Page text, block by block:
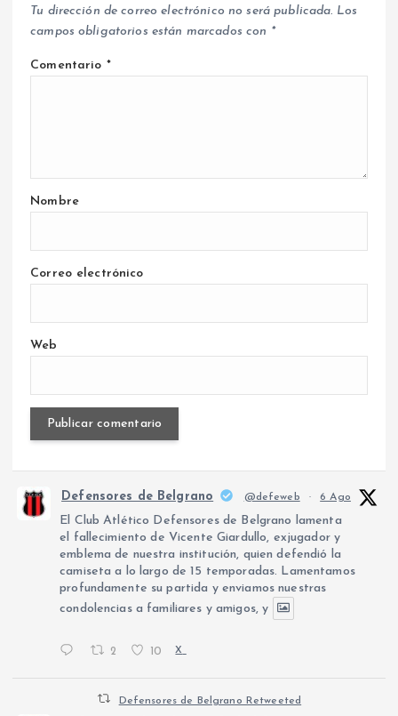
Tu dirección de correo electrónico no será publicada. Los
campos obligatorios están marcados con *
Comentario *
Nombre
Correo electrónico
Web
Defensores de Belgrano @defeweb · 6 Ago
El Club Atlético Defensores de Belgrano lamenta
el fallecimiento de Vicente Giardullo, exjugador y
emblema de nuestra institución, quien defendió la
camiseta a lo largo de 15 temporadas. Lamentamos
profundamente su partida y enviamos nuestras
condolencias a familiares y amigos, y
2 10 X
Defensores de Belgrano Retweeted